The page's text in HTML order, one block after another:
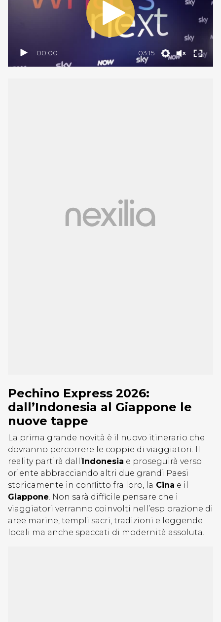
00:00 03:15
Pechino Express 2026:
dall’Indonesia al Giappone le
nuove tappe
La prima grande novità è il nuovo itinerario che
dovranno percorrere le coppie di viaggiatori. Il
reality partirà dall’Indonesia e proseguirà verso
oriente abbracciando altri due grandi Paesi
storicamente in conflitto fra loro, la Cina e il
Giappone. Non sarà difficile pensare che i
viaggiatori verranno coinvolti nell’esplorazione di
aree marine, templi sacri, tradizioni e leggende
locali ma anche spaccati di modernità assoluta.